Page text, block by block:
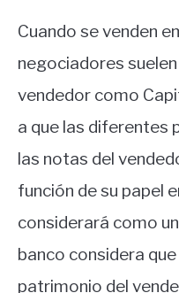
Cuando se venden
negociadores
vendedor como
a que las diferentes
las notas del
función de su papel
considerará como
banco considera
patrimonio del